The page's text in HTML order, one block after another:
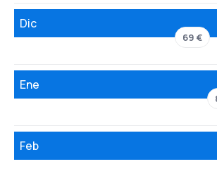
Dic
69 €
Ene
Feb